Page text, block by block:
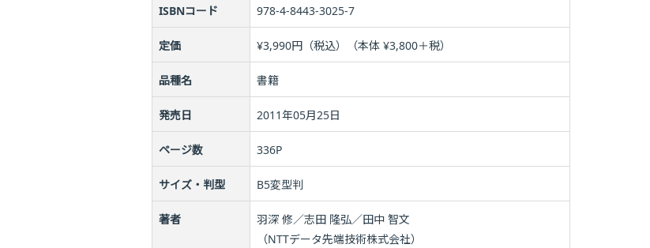
ISBNコード 978-4-8443-3025-7
定価 ¥3,990円（税込）（本体 ¥3,800＋税）
品種名 書籍
発売日 2011年05月25日
ページ数 336P
サイズ・判型 B5変型判
著者
羽深 修／志田 隆弘／田中 智文
（NTTデータ先端技術株式会社）